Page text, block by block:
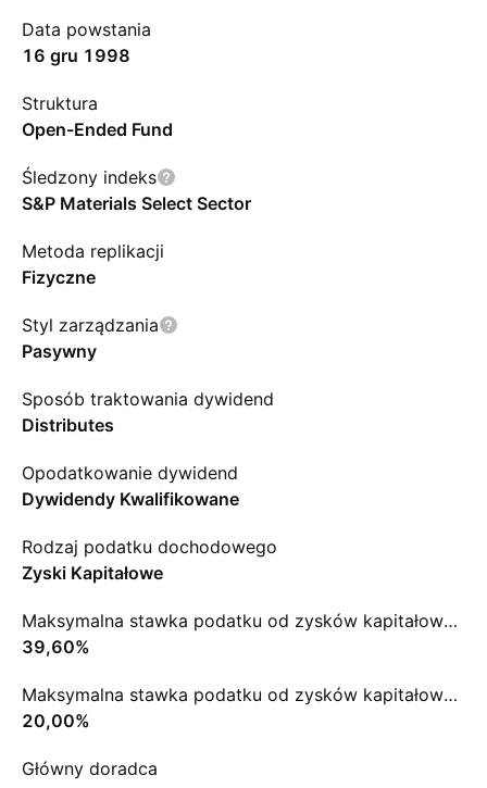
Data powstania
16 gru 1998
Struktura
Open-Ended Fund
Śledzony indeks
S&P Materials Select Sector
Metoda replikacji
Fizyczne
Styl zarządzania
Pasywny
Sposób traktowania dywidend
Distributes
Opodatkowanie dywidend
Dywidendy Kwalifikowane
Rodzaj podatku dochodowego
Zyski Kapitałowe
Maksymalna stawka podatku od zysków kapitałowych ST
39,60%
Maksymalna stawka podatku od zysków kapitałowych LT
20,00%
Główny doradca